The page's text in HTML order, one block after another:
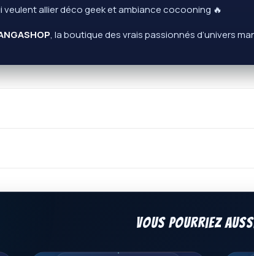
allier déco geek et ambiance cocooning 🔥
, la boutique des vrais passionnés d’univers
Vous pourriez